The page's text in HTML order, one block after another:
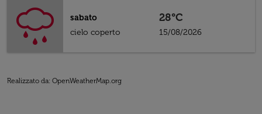
sabato
cielo coperto
28°C
15/08/2026
Realizzato da: OpenWeatherMap.org